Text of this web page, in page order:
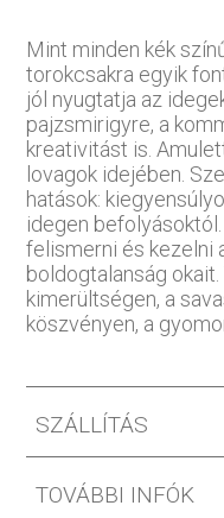
Mint minden kék
torokcsakra egyik
jól nyugtatja az
pajzsmirigyre, a
kreativitást is.
lovagok idejében.
hatások:
idegen
felismerni és kezelni
boldogtalanság
kimerültségen, a
köszvényen, a
SZÁLLÍTÁS
TOVÁBBI INFÓK